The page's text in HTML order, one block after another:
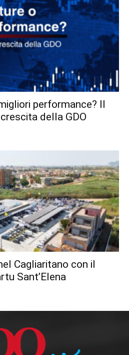
performance? Il
della GDO
Cagliaritano con il
Sant’Elena